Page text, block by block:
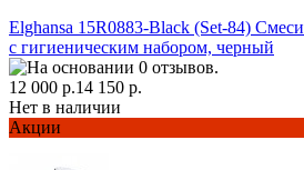
Elghansa 15R0883-Black (Set-84)
с гигиеническим набором, черный
12 000 р.14 150 р.
Нет в наличии
Акции